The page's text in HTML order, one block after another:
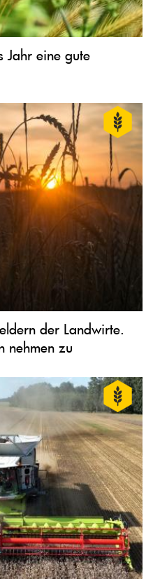
Jahr eine gute
der Landwirte.
nehmen zu